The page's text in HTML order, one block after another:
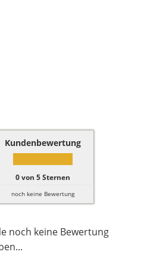
Kundenbewertung
0von 5Sternen
noch keine Bewertung
noch keine Bewertung